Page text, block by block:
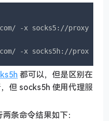
-x socks5h://
都可以，但是区别在
但 socks5h 使用代理服
条命令结果如下：